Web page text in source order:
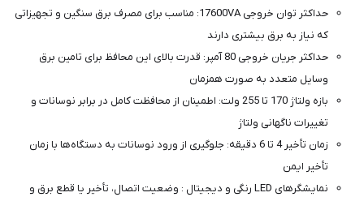
حداکثر توان خروجی 17600VA: مناسب برای مصرف برق سنگین و تجهیزاتی
که نیاز به برق بیشتری دارند
حداکثر جریان خروجی 80 آمپر: قدرت بالای این محافظ برای تامین برق
وسایل متعدد به صورت همزمان
بازه ولتاژ 170 تا 255 ولت: اطمینان از محافظت کامل در برابر نوسانات و
تغییرات ناگهانی ولتاژ
زمان تأخیر 4 تا 6 دقیقه: جلوگیری از ورود نوسانات به دستگاه‌ها با زمان
تأخیر ایمن
نمایشگرهای LED رنگی و دیجیتال : وضعیت اتصال، تأخیر یا قطع برق و